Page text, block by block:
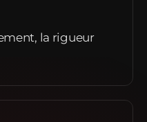
la rigueur